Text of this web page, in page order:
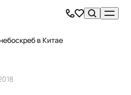
в Китае